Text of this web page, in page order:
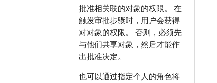
批准相关联的对象的权限。 在
触发审批步骤时，用户会获得
对对象的权限。 否则，必须先
与他们共享对象，然后才能作
出批准决定。
也可以通过指定个人的角色将